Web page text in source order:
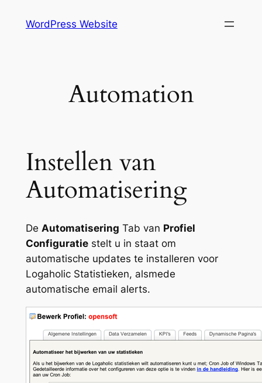
WordPress Website
Automation
Instellen van
Automatisering
De Automatisering Tab van Profiel
Configuratiestelt u in staat om
automatische updates te installeren voor
Logaholic Statistieken, alsmede
automatische email alerts.